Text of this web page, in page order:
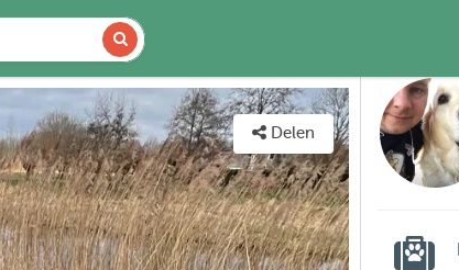
KAART
Delen